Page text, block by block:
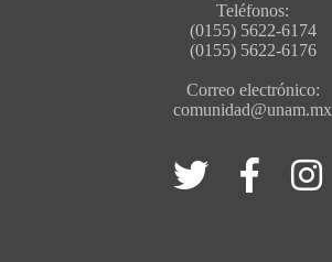
Teléfonos:
(0155) 5622-6174
(0155) 5622-6176
Correo electrónico:
comunidad@unam.mx